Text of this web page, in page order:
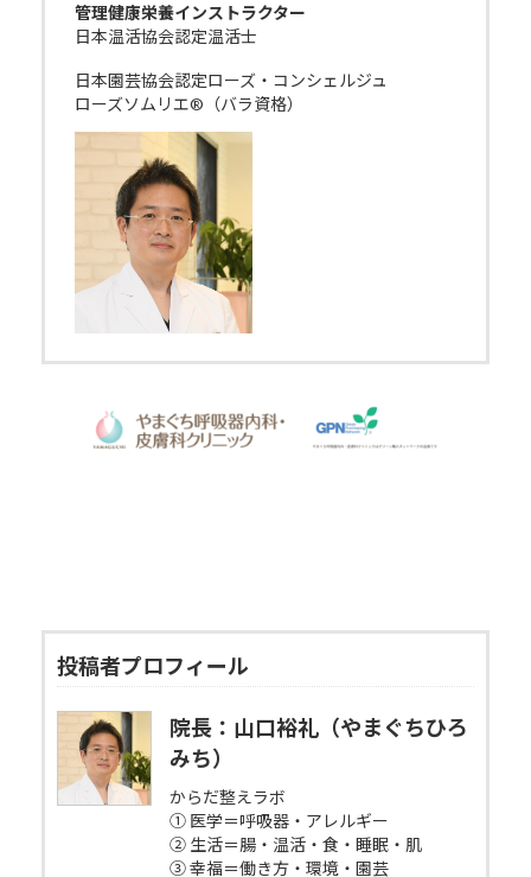
管理健康栄養インストラクター
日本温活協会認定温活士
日本園芸協会認定ローズ・コンシェルジュ
ローズソムリエ®（バラ資格）
投稿者プロフィール
院長：山口裕礼（やまぐちひろ
みち）
からだ整えラボ
① 医学＝呼吸器・アレルギー
② 生活＝腸・温活・食・睡眠・肌
③ 幸福＝働き方・環境・園芸